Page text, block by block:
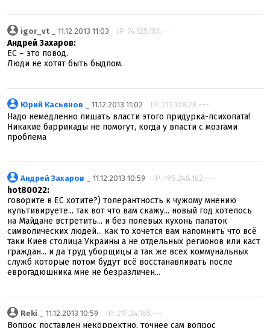
igor_vt _ 11.12.2013 11:03 IP: 74.125.181.---
Андрей Захаров:
ЕС – это повод.
Люди не хотят быть быдлом.
Юрий Касьянов _ 11.12.2013 11:02 IP: 213.108.78.---
Надо немедленно лишать власти этого придурка-психопата!
Никакие баррикады не помогут, когда у власти с мозгами
проблема
Андрей Захаров _ 11.12.2013 10:59 IP: 195.248.162.---
hot80022:
говорите в ЕС хотите?) толерантность к чужому мнению
культивируете... так вот что вам скажу... новый год хотелось
на Майдане встретить... и без полевых кухонь палаток
символических людей... как то хочется вам напомнить что всё
таки Киев столица Украины а не отдельных регионов или каст
граждан... и да труд уборщицы а так же всех коммунальных
служб которые потом будут всё восстанавливать после
еврогадюшника мне не безразличен...
Reki _ 11.12.2013 10:59 IP: 217.24.165.---
Вопрос поставлен некорректно, точнее сам вопрос